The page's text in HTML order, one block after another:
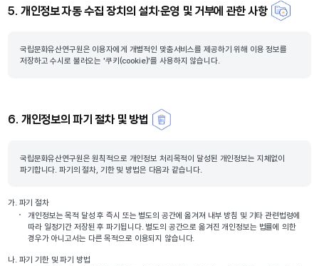
5. 개인정보 자동 수집 장치의 설치·운영 및 거부에 관한 사항
국립문화유산연구원은 이용자에게 개별적인 맞춤서비스를 제공하기 위해 이용 정보를
저장하고 수시로 불러오는 '쿠키(cookie)'를 사용하지 않습니다.
6. 개인정보의 파기 절차 및 방법
국립문화유산연구원은 원칙적으로 개인정보 처리목적이 달성된 개인정보는 지체없이
파기합니다. 파기의 절차, 기한 및 방법은 다음과 같습니다.
가. 파기 절차
개인정보는 목적 달성 후 즉시 또는 별도의 공간에 옮겨져 내부 방침 및 기타 관련법령에
따라 일정기간 저장된 후 파기됩니다. 별도의 공간으로 옮겨진 개인정보는 법률에 의한
경우가 아니고서는 다른 목적으로 이용되지 않습니다.
나. 파기 기한 및 파기 방법